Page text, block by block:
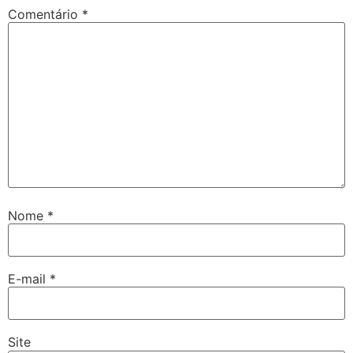
Comentário *
Nome *
E-mail *
Site